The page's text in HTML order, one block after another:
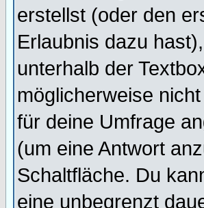
erstellst (oder den
Erlaubnis dazu
unterhalb der
möglicherweise
für deine Umfrage
(um eine Antwort
Schaltfläche. Du
eine unbegrenzt